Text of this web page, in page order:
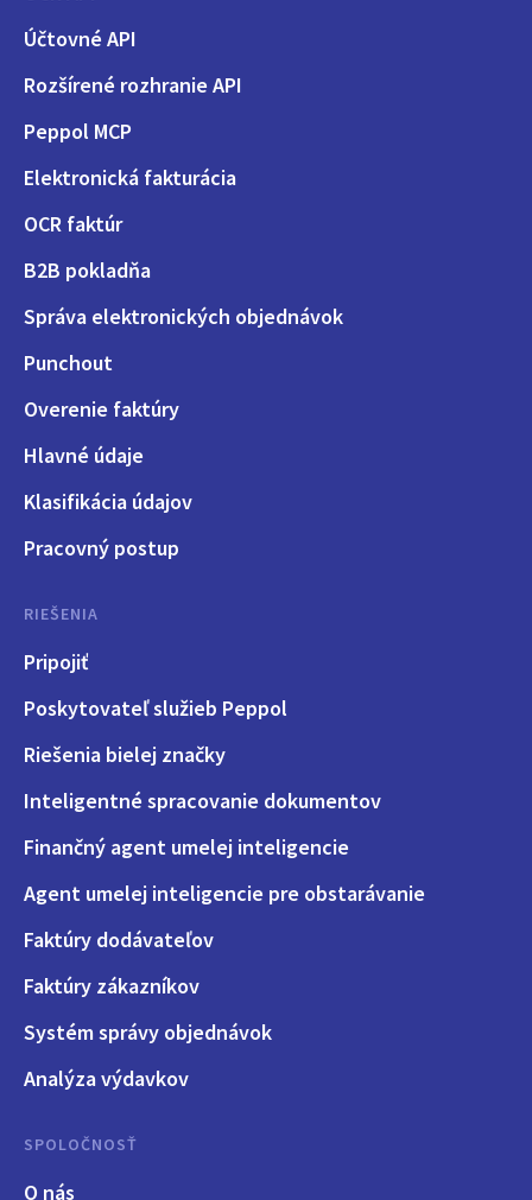
Účtovné API
Rozšírené rozhranie API
Peppol MCP
Elektronická fakturácia
OCR faktúr
B2B pokladňa
Správa elektronických objednávok
Punchout
Overenie faktúry
Hlavné údaje
Klasifikácia údajov
Pracovný postup
RIEŠENIA
Pripojiť
Poskytovateľ služieb Peppol
Riešenia bielej značky
Inteligentné spracovanie dokumentov
Finančný agent umelej inteligencie
Agent umelej inteligencie pre obstarávanie
Faktúry dodávateľov
Faktúry zákazníkov
Systém správy objednávok
Analýza výdavkov
SPOLOČNOSŤ
O nás